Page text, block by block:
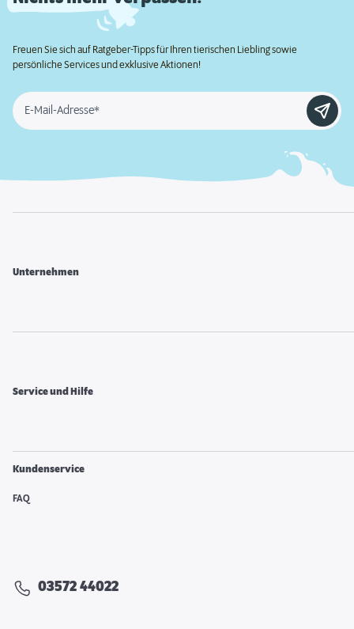
Freuen Sie sich auf Ratgeber-Tipps für Ihren tierischen Liebling sowie
persönliche Services und exklusive Aktionen!
E-Mail-Adresse*
Unternehmen
Service und Hilfe
Kundenservice
FAQ
03572 44022